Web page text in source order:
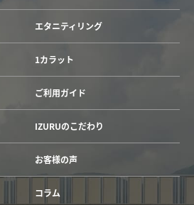
エタニティリング
1カラット
ご利用ガイド
IZURUのこだわり
お客様の声
コラム